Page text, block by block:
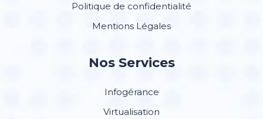
Politique de confidentialité
Mentions Légales
Nos Services
Infogérance
Virtualisation